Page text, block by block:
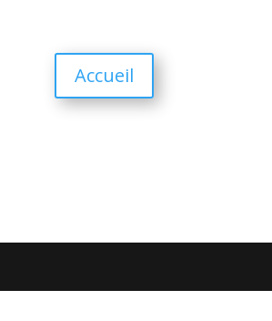
Accueil